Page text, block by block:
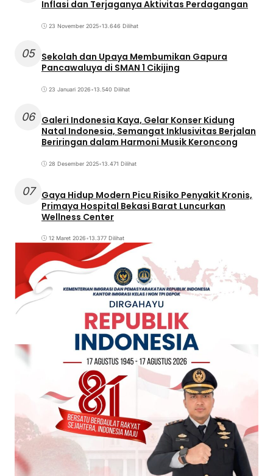
Inflasi dan Terjaganya Aktivitas Perdagangan
23 November 2025•13.646 Dilihat
05 Sekolah dan Upaya Membumikan Gapura
Pancawaluya di SMAN 1 Cikijing
23 Januari 2026•13.540 Dilihat
06 Galeri Indonesia Kaya, Gelar Konser Kidung
Natal Indonesia, Semangat Inklusivitas Berjalan
Beriringan dalam Harmoni Musik Keroncong
28 Desember 2025•13.471 Dilihat
07
Gaya Hidup Modern Picu Risiko Penyakit Kronis,
Primaya Hospital Bekasi Barat Luncurkan
Wellness Center
12 Maret 2026•13.377 Dilihat